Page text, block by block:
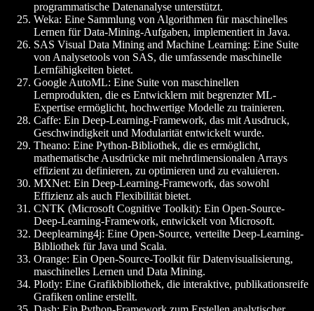
programmatische Datenanalyse unterstützt.
Weka: Eine Sammlung von Algorithmen für maschinelles
Lernen für Data-Mining-Aufgaben, implementiert in Java.
SAS Visual Data Mining and Machine Learning: Eine Suite
von Analysetools von SAS, die umfassende maschinelle
Lernfähigkeiten bietet.
Google AutoML: Eine Suite von maschinellen
Lernprodukten, die es Entwicklern mit begrenzter ML-
Expertise ermöglicht, hochwertige Modelle zu trainieren.
Caffe: Ein Deep-Learning-Framework, das mit Ausdruck,
Geschwindigkeit und Modularität entwickelt wurde.
Theano: Eine Python-Bibliothek, die es ermöglicht,
mathematische Ausdrücke mit mehrdimensionalen Arrays
effizient zu definieren, zu optimieren und zu evaluieren.
MXNet: Ein Deep-Learning-Framework, das sowohl
Effizienz als auch Flexibilität bietet.
CNTK (Microsoft Cognitive Toolkit): Ein Open-Source-
Deep-Learning-Framework, entwickelt von Microsoft.
Deeplearning4j: Eine Open-Source, verteilte Deep-Learning-
Bibliothek für Java und Scala.
Orange: Ein Open-Source-Toolkit für Datenvisualisierung,
maschinelles Lernen und Data Mining.
Plotly: Eine Grafikbibliothek, die interaktive, publikationsreife
Grafiken online erstellt.